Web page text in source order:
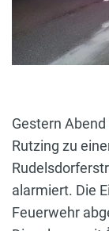
Gestern
Rutzing zu
alarmiert. Die
Feuerwehr